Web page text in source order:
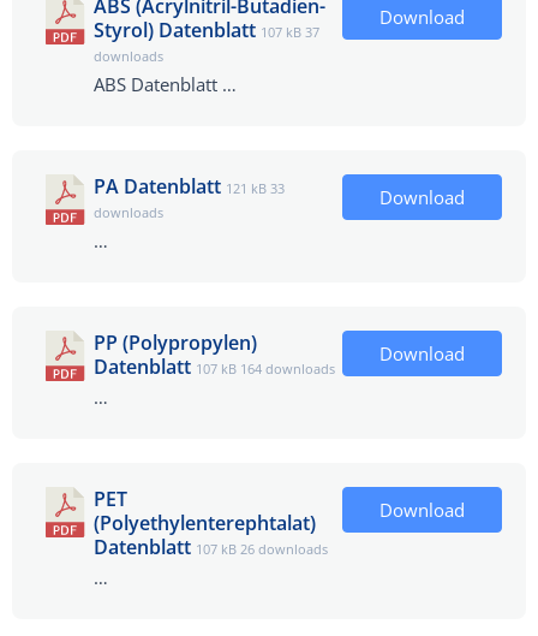
ABS (Acrylnitril-Butadien-
Styrol) Datenblatt 107 kB 37
downloads
ABS Datenblatt …
Download
PA Datenblatt 121 kB 33
downloads
…
Download
PP (Polypropylen)
Datenblatt 107 kB 164 downloads
…
Download
PET
(Polyethylenterephtalat)
Datenblatt 107 kB 26 downloads
…
Download